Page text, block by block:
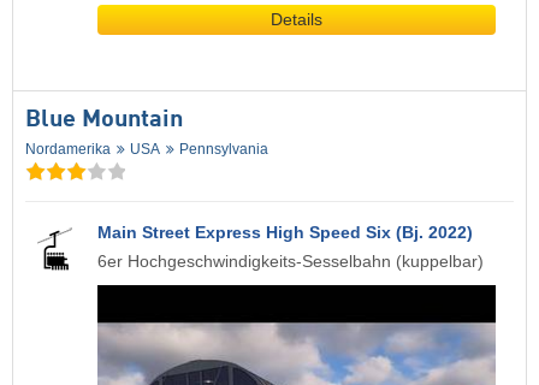
Details
Blue Mountain
Nordamerika USA Pennsylvania
Main Street Express High Speed Six (Bj. 2022)
6er Hochgeschwindigkeits-Sesselbahn (kuppelbar)